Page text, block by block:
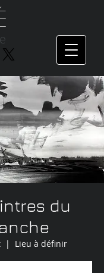
du
  |
Lieu à définir